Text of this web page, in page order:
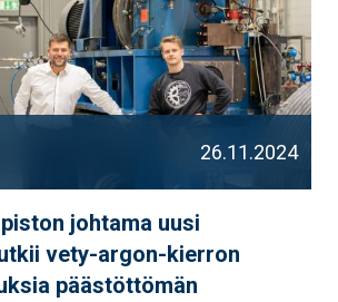
26.11.2024
johtama uusi
vety-argon-kierron
päästöttömän